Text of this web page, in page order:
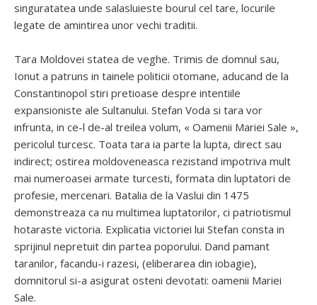
singuratatea unde salasluieste bourul cel tare, locurile
legate de amintirea unor vechi traditii.
Tara Moldovei statea de veghe. Trimis de domnul sau,
Ionut a patruns in tainele politicii otomane, aducand de la
Constantinopol stiri pretioase despre intentiile
expansioniste ale Sultanului. Stefan Voda si tara vor
infrunta, in ce-l de-al treilea volum, « Oamenii Mariei Sale »,
pericolul turcesc. Toata tara ia parte la lupta, direct sau
indirect; ostirea moldoveneasca rezistand impotriva mult
mai numeroasei armate turcesti, formata din luptatori de
profesie, mercenari. Batalia de la Vaslui din 1475
demonstreaza ca nu multimea luptatorilor, ci patriotismul
hotaraste victoria. Explicatia victoriei lui Stefan consta in
sprijinul nepretuit din partea poporului. Dand pamant
taranilor, facandu-i razesi, (eliberarea din iobagie),
domnitorul si-a asigurat osteni devotati: oamenii Mariei
Sale.